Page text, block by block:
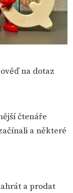
na dotaz
čtenáře
a některé
a prodat